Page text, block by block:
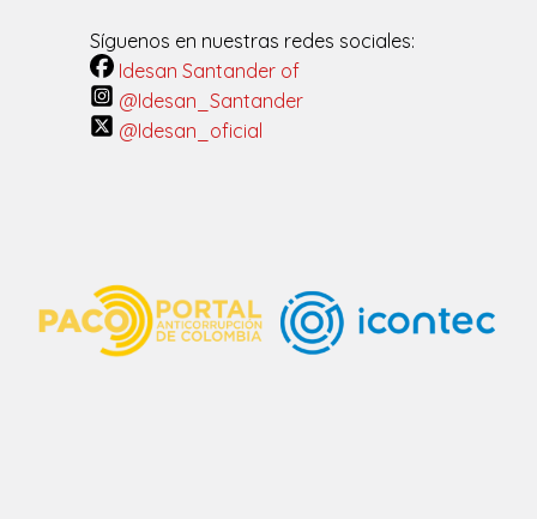
Síguenos en nuestras redes sociales:
Idesan Santander of
@Idesan_Santander
@Idesan_oficial